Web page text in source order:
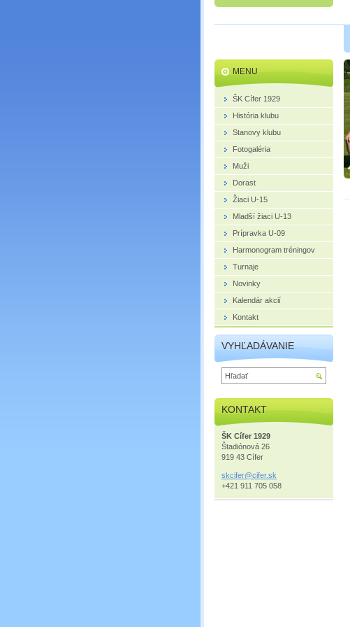
MENU
ŠK Cífer 1929
História klubu
Stanovy klubu
Fotogaléria
Muži
Dorast
Žiaci U-15
Mladší žiaci U-13
Prípravka U-09
Harmonogram tréningov
Turnaje
Novinky
Kalendár akcií
Kontakt
VYHĽADÁVANIE
KONTAKT
ŠK Cífer 1929
Štadiónová 26
919 43 Cífer
skcifer@cifer.sk
+421 911 705 058